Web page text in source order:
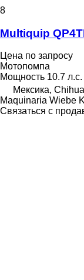
8
Multiquip
Цена по запросу
Мотопомпа
Мощность 10.7
Мексика,
Maquinaria Wiebe
Связаться с